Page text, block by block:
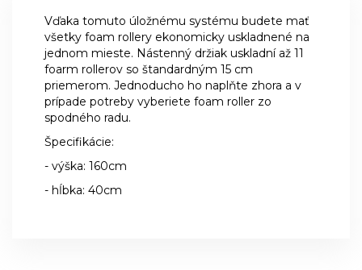
Vďaka tomuto úložnému systému budete mať
všetky foam rollery ekonomicky uskladnené na
jednom mieste. Nástenný držiak uskladní až 11
foarm rollerov so štandardným 15 cm
priemerom. Jednoducho ho naplňte zhora a v
prípade potreby vyberiete foam roller zo
spodného radu.
Špecifikácie:
- výška: 160cm
- hĺbka: 40cm